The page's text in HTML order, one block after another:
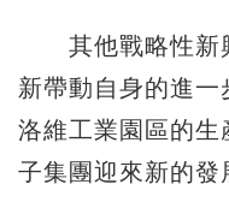
其他戰略性新興
新帶動自身的進一
洛維工業園區的生
子集團迎來新的發